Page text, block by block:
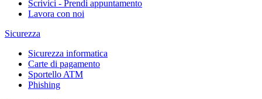
Scrivici - Prendi appuntamento
Lavora con noi
Sicurezza
Sicurezza informatica
Carte di pagamento
Sportello ATM
Phishing